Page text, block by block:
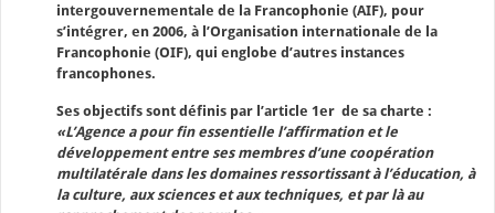
intergouvernementale de la Francophonie (AIF), pour
s’intégrer, en 2006, à l’Organisation internationale de la
Francophonie (OIF), qui englobe d’autres instances
francophones.
Ses objectifs sont définis par l’article 1er de sa charte :
«L’Agence a pour fin essentielle l’affirmation et le
développement entre ses membres d’une coopération
multilatérale dans les domaines ressortissant à l’éducation, à
la culture, aux sciences et aux techniques, et par là au